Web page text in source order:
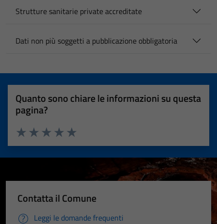
Strutture sanitarie private accreditate
Dati non più soggetti a pubblicazione obbligatoria
Quanto sono chiare le informazioni su questa
pagina?
Valuta 5 stelle su 5
Valuta 4 stelle su 5
Valuta 3 stelle su 5
Valuta 2 stelle su 5
Valuta 1 stelle su 5
Contatta il Comune
Leggi le domande frequenti